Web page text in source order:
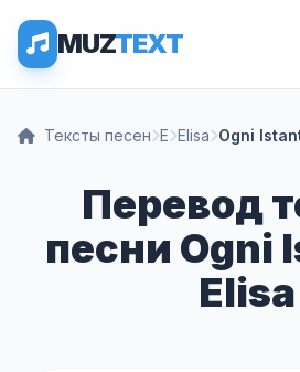
MUZTEXT
Тексты песен E Elisa Ogni
Перевод
песни Ogni
Elisa